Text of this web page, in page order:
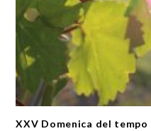
XXV Domenica del